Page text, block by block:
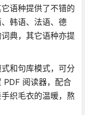
语种提供了不错的
韩语、法语、德
典，其它语种亦提
和句库模式，可分
PDF 阅读器，配合
织毛衣的温暖，熬